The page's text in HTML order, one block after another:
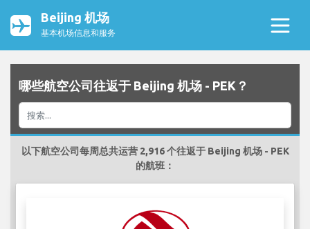
Beijing 机场
基本机场信息和服务
哪些航空公司往返于 Beijing 机场 - PEK？
以下航空公司每周总共运营 2,916 个往返于 Beijing 机场 - PEK
的航班：